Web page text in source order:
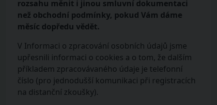
rozsahu měnit i jinou smluvní dokumentaci
než obchodní podmínky, pokud Vám dáme
měsíc dopředu vědět.
V Informaci o zpracování osobních údajů jsme
upřesnili informaci o cookies a o tom, že dalším
příkladem zpracovávaného údaje je telefonní
číslo (pro jednodušší komunikaci při registracích
na distanční zkoušky).